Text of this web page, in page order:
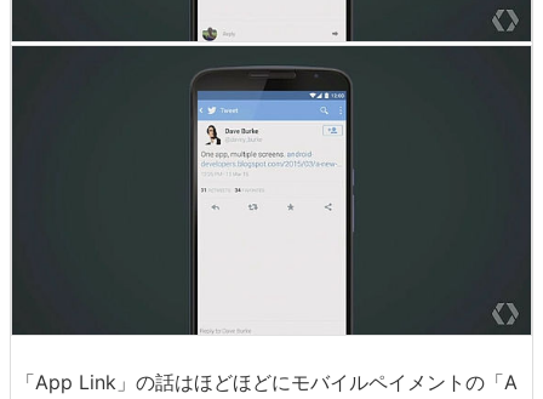
「App Link」の話はほどほどにモバイルペイメントの「A